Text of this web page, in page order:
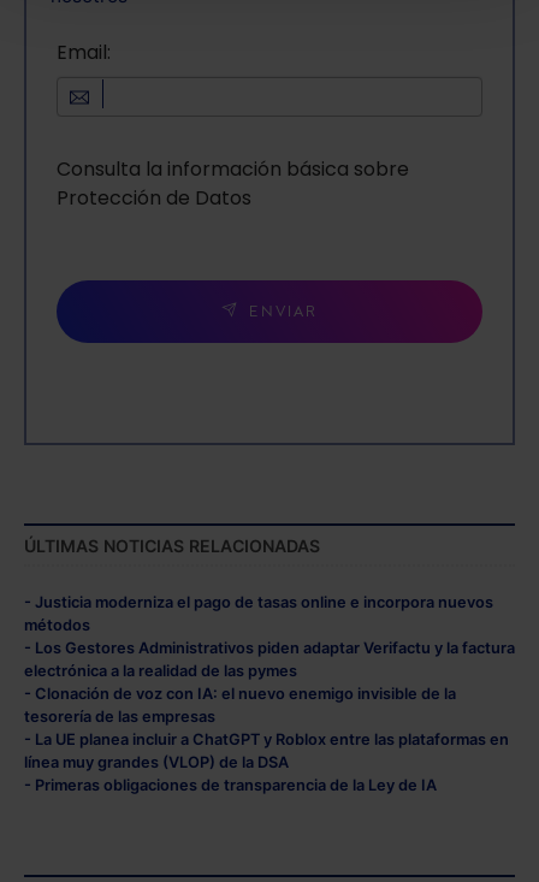
También puedes
las que sean indispensables para la navegación.
Email:
Consulta la información básica sobre
Protección de Datos
ENVIAR
ÚLTIMAS NOTICIAS RELACIONADAS
- Justicia moderniza el pago de tasas online e incorpora nuevos
métodos
- Los Gestores Administrativos piden adaptar Verifactu y la factura
electrónica a la realidad de las pymes
- Clonación de voz con IA: el nuevo enemigo invisible de la
tesorería de las empresas
- La UE planea incluir a ChatGPT y Roblox entre las plataformas en
línea muy grandes (VLOP) de la DSA
- Primeras obligaciones de transparencia de la Ley de IA